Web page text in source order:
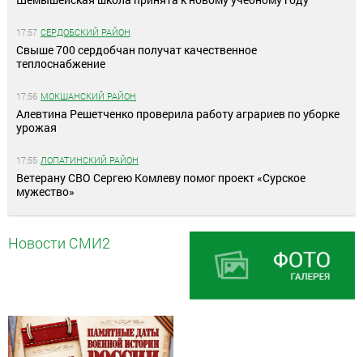
17:57 СЕРДОБСКИЙ РАЙОН
Свыше 700 сердобчан получат качественное
теплоснабжение
17:56 МОКШАНСКИЙ РАЙОН
Алевтина Решетченко проверила работу аграриев по уборке
урожая
17:55 ЛОПАТИНСКИЙ РАЙОН
Ветерану СВО Сергею Комлеву помог проект «Сурское
мужество»
Новости СМИ2